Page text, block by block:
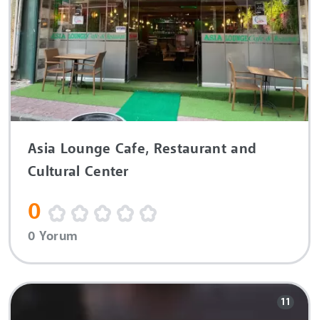
Asia Lounge Cafe, Restaurant and
Cultural Center
0
0 Yorum
11